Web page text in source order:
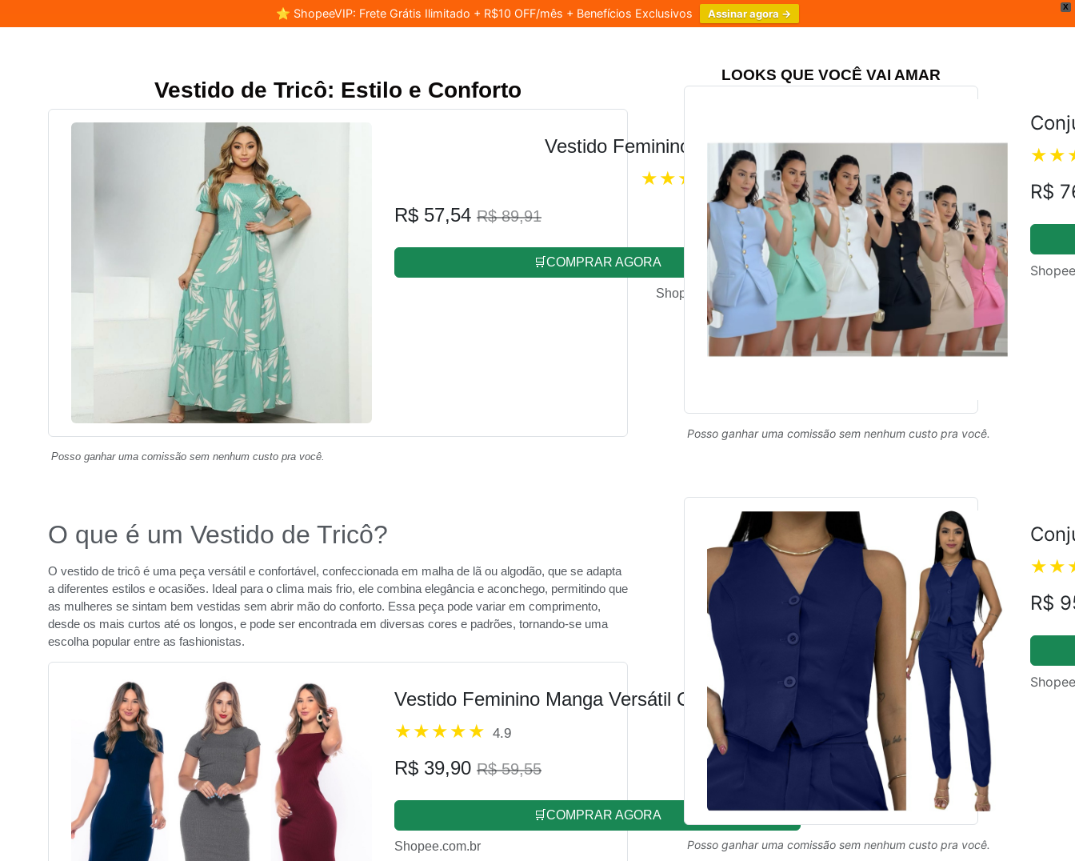
X
⭐ ShopeeVIP: Frete Grátis Ilimitado + R$10 OFF/mês + Benefícios Exclusivos Assinar agora →
Vestido de Tricô: Estilo e Conforto
Vestido Feminino Longo Três Marias
4.8
R$ 57,54 R$ 89,91
🛒COMPRAR AGORA
Shopee.com.br
Posso ganhar uma comissão sem nenhum custo pra você.
O que é um Vestido de Tricô?
O vestido de tricô é uma peça versátil e confortável, confeccionada em malha de lã ou algodão, que se adapta
a diferentes estilos e ocasiões. Ideal para o clima mais frio, ele combina elegância e aconchego, permitindo que
as mulheres se sintam bem vestidas sem abrir mão do conforto. Essa peça pode variar em comprimento,
desde os mais curtos até os longos, e pode ser encontrada em diversas cores e padrões, tornando-se uma
escolha popular entre as fashionistas.
Vestido Feminino Manga Versátil Casual
4.9
R$ 39,90 R$ 59,55
🛒COMPRAR AGORA
Shopee.com.br
LOOKS QUE VOCÊ VAI AMAR
R$
Posso ganhar uma comissão sem nenhum custo pra você.
R$
Posso ganhar uma comissão sem nenhum custo pra você.